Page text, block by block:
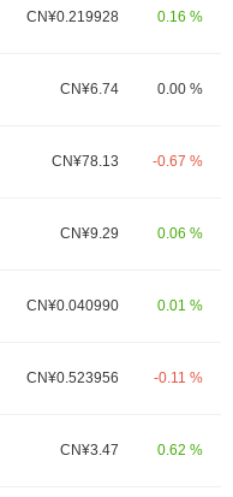
CN¥0.219928 0.16 %
CN¥6.74 0.00 %
CN¥78.13 -0.67 %
CN¥9.29 0.06 %
CN¥0.040990 0.01 %
CN¥0.523956 -0.11 %
CN¥3.47 0.62 %